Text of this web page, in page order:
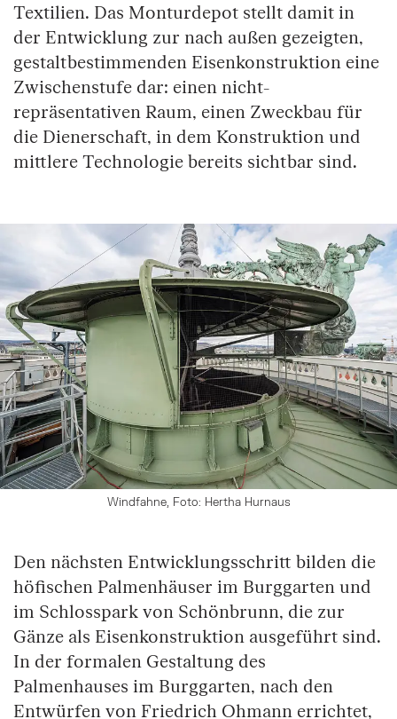
Textilien. Das Monturdepot stellt damit in
der Entwicklung zur nach außen gezeigten,
gestaltbestimmenden Eisenkonstruktion eine
Zwischenstufe dar: einen nicht-
repräsentativen Raum, einen Zweckbau für
die Dienerschaft, in dem Konstruktion und
mittlere Technologie bereits sichtbar sind.
Windfahne, Foto: Hertha Hurnaus
Den nächsten Entwicklungsschritt bilden die
höfischen Palmenhäuser im Burggarten und
im Schlosspark von Schönbrunn, die zur
Gänze als Eisenkonstruktion ausgeführt sind.
In der formalen Gestaltung des
Palmenhauses im Burggarten, nach den
Entwürfen von Friedrich Ohmann errichtet,